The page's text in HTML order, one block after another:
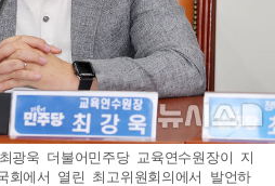
광욱 더불어민주당 교육연수원장이 지
에서 열린 최고위원회의에서 발언하